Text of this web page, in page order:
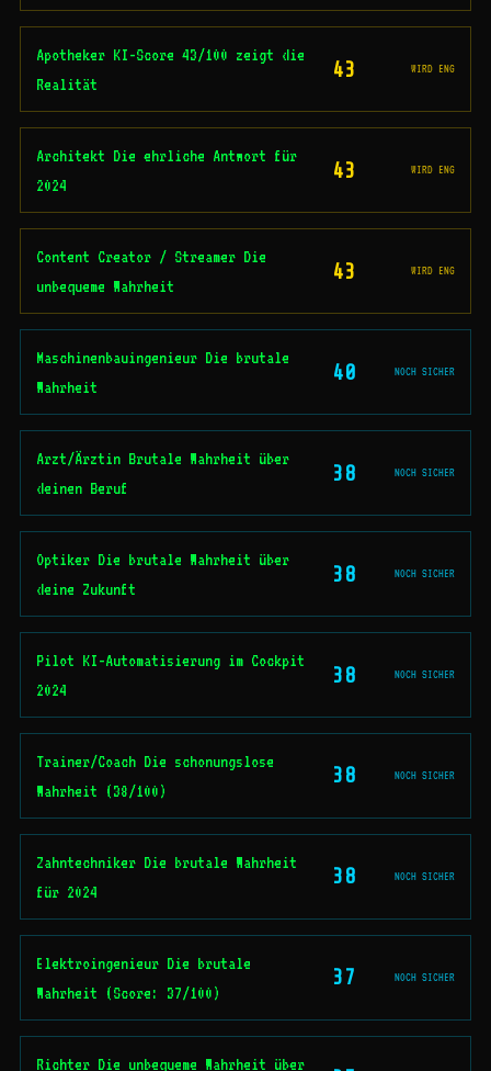
Apotheker KI-Score 43/100 zeigt die
Realität
43 WIRD ENG
Architekt Die ehrliche Antwort für
2024
43 WIRD ENG
Content Creator / Streamer Die
unbequeme Wahrheit
43 WIRD ENG
Maschinenbauingenieur Die brutale
Wahrheit
40 NOCH SICHER
Arzt/Ärztin Brutale Wahrheit über
deinen Beruf
38 NOCH SICHER
Optiker Die brutale Wahrheit über
deine Zukunft
38 NOCH SICHER
Pilot KI-Automatisierung im Cockpit
2024
38 NOCH SICHER
Trainer/Coach Die schonungslose
Wahrheit (38/100)
38 NOCH SICHER
Zahntechniker Die brutale Wahrheit
für 2024
38 NOCH SICHER
Elektroingenieur Die brutale
Wahrheit (Score: 37/100)
37 NOCH SICHER
Richter Die unbequeme Wahrheit über